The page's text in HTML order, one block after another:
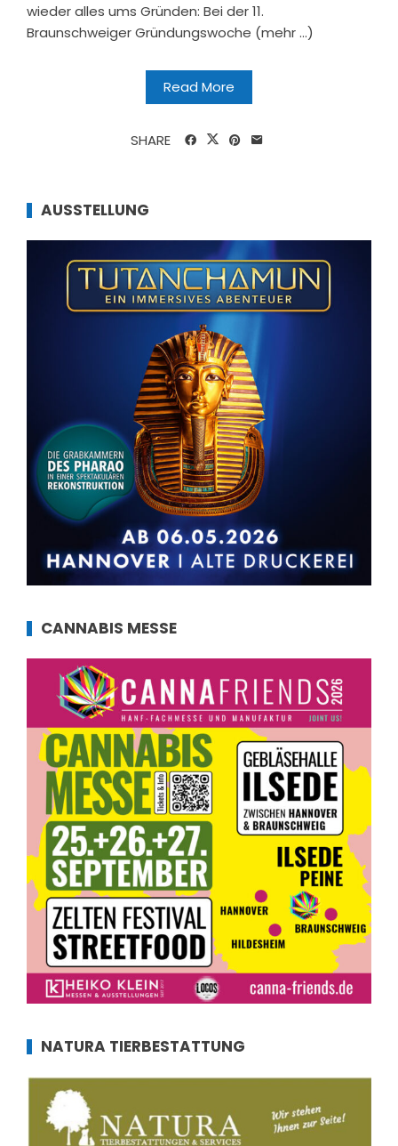
wieder alles ums Gründen: Bei der 11.
Braunschweiger Gründungswoche (mehr …)
Read More
SHARE
AUSSTELLUNG
CANNABIS MESSE
NATURA TIERBESTATTUNG